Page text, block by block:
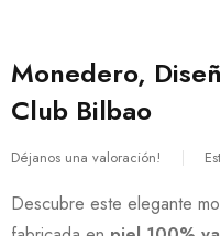
Monedero,
Club Bilbao
Déjanos una valoración!
Descubre este elegante